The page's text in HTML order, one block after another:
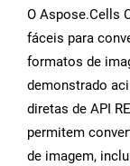
O Aspose.Cells
fáceis para
formatos de
demonstrado
diretas de API
permitem
de imagem,